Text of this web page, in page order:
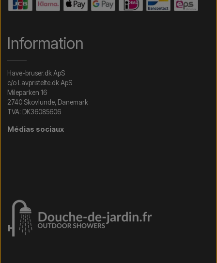
Information
Have-bruser.dk ApS
c/o Lavpristelte.dk ApS
Mileparken 16
2740 Skovlunde, Danemark
TVA: DK36085606
Médias sociaux